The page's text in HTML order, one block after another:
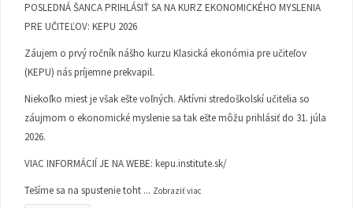
POSLEDNÁ ŠANCA PRIHLÁSIŤ SA NA KURZ EKONOMICKÉHO MYSLENIA
PRE UČITEĽOV: KEPU 2026
Záujem o prvý ročník nášho kurzu Klasická ekonómia pre učiteľov
(KEPU) nás príjemne prekvapil.
Niekoľko miest je však ešte voľných. Aktívni stredoškolskí učitelia so
záujmom o ekonomické myslenie sa tak ešte môžu prihlásiť do 31. júla
2026.
VIAC INFORMÁCIÍ JE NA WEBE: kepu.institute.sk/
Tešíme sa na spustenie toht ... Zobraziť viac